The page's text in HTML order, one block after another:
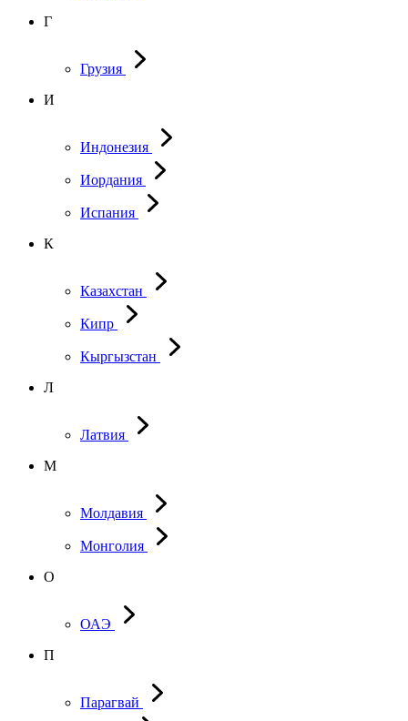
Г
Грузия
И
Индонезия
Иордания
Испания
К
Казахстан
Кипр
Кыргызстан
Л
Латвия
М
Молдавия
Монголия
О
ОАЭ
П
Парагвай